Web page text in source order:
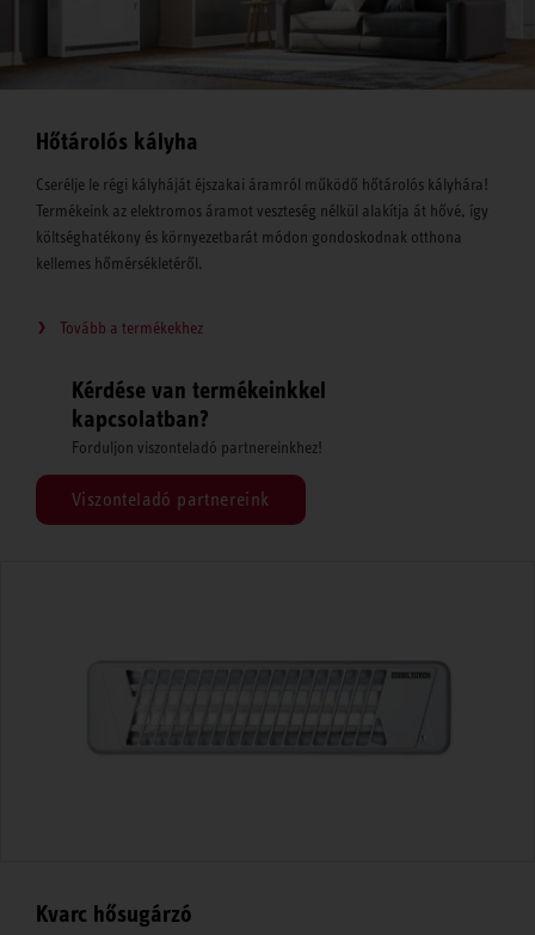
Hőtárolós kályha
Cserélje le régi kályháját éjszakai áramról működő hőtárolós kályhára!
Termékeink az elektromos áramot veszteség nélkül alakítja át hővé, így
költséghatékony és környezetbarát módon gondoskodnak otthona
kellemes hőmérsékletéről.
Tovább a termékekhez
Kérdése van termékeinkkel
kapcsolatban?
Forduljon viszonteladó partnereinkhez!
Viszonteladó partnereink
Kvarc hősugárzó